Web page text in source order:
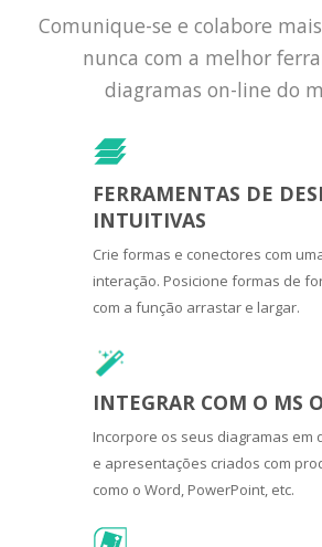
Comunique-se e colabore
nunca com a melhor
diagramas on-line do
FERRAMENTAS DE
INTUITIVAS
Crie formas e conectores com
interação. Posicione formas de
com a função arrastar e largar.
INTEGRAR COM O MS
Incorpore os seus diagramas em
e apresentações criados com
como o Word, PowerPoint, etc.